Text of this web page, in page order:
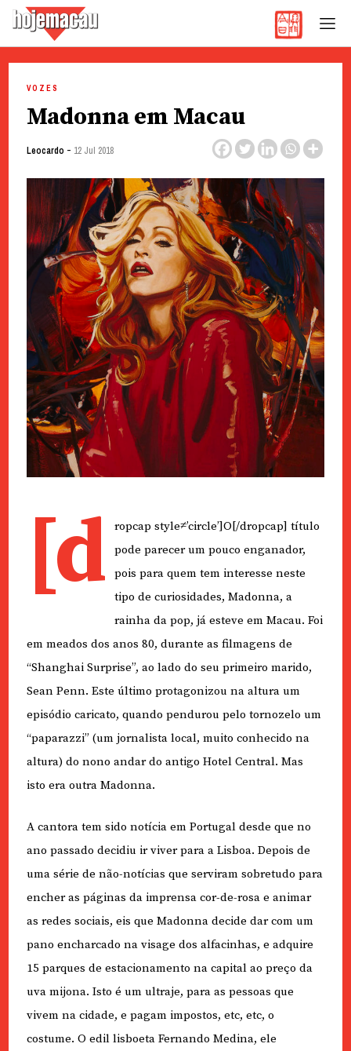
content
VOZES
Madonna em Macau
Leocardo - 12 Jul 2018
[d
ropcap style≠’circle’]O[/dropcap] título
pode parecer um pouco enganador,
pois para quem tem interesse neste
tipo de curiosidades, Madonna, a
rainha da pop, já esteve em Macau. Foi
em meados dos anos 80, durante as filmagens de
“Shanghai Surprise”, ao lado do seu primeiro marido,
Sean Penn. Este último protagonizou na altura um
episódio caricato, quando pendurou pelo tornozelo um
“paparazzi” (um jornalista local, muito conhecido na
altura) do nono andar do antigo Hotel Central. Mas
isto era outra Madonna.
A cantora tem sido notícia em Portugal desde que no
ano passado decidiu ir viver para a Lisboa. Depois de
uma série de não-notícias que serviram sobretudo para
encher as páginas da imprensa cor-de-rosa e animar
as redes sociais, eis que Madonna decide dar com um
pano encharcado na visage dos alfacinhas, e adquire
15 parques de estacionamento na capital ao preço da
uva mijona. Isto é um ultraje, para as pessoas que
vivem na cidade, e pagam impostos, etc, etc, o
costume. O edil lisboeta Fernando Medina, ele